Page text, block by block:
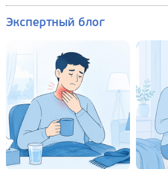
Экспертный блог